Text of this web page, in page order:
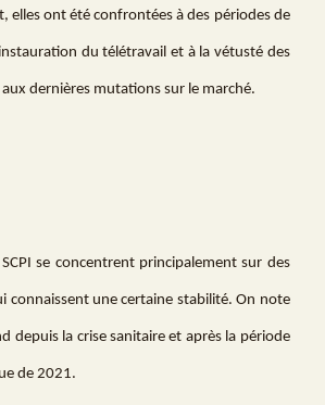
elles ont été confrontées à des périodes de
du télétravail et à la vétusté des
dernières mutations sur le marché.
se concentrent principalement sur des
connaissent une certaine stabilité. On note
depuis la crise sanitaire et après la période
de 2021.